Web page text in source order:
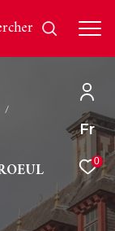
Fr
0